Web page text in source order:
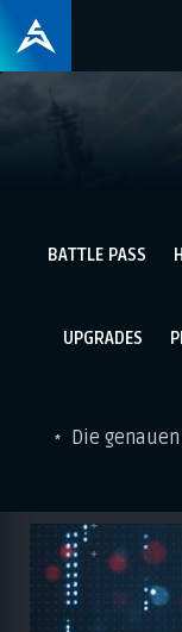
BATTLE PASS
UPGRADES
*
Die